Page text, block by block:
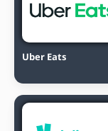
Uber Eats